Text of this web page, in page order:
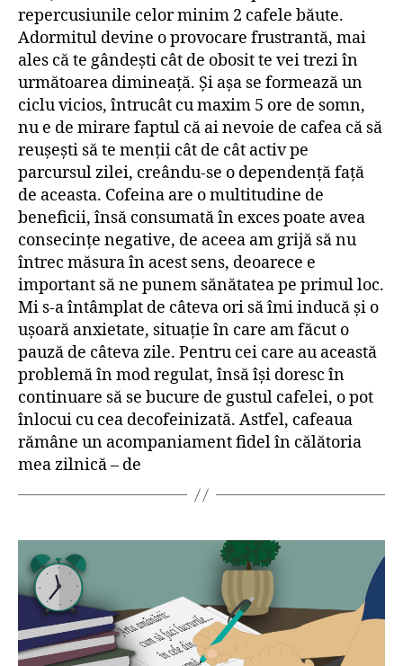
repercusiunile celor minim 2 cafele băute.
Adormitul devine o provocare frustrantă, mai
ales că te gândești cât de obosit te vei trezi în
următoarea dimineață. Și așa se formează un
ciclu vicios, întrucât cu maxim 5 ore de somn,
nu e de mirare faptul că ai nevoie de cafea că să
reușești să te menții cât de cât activ pe
parcursul zilei, creându-se o dependență față
de aceasta. Cofeina are o multitudine de
beneficii, însă consumată în exces poate avea
consecințe negative, de aceea am grijă să nu
întrec măsura în acest sens, deoarece e
important să ne punem sănătatea pe primul loc.
Mi s-a întâmplat de câteva ori să îmi inducă și o
ușoară anxietate, situație în care am făcut o
pauză de câteva zile. Pentru cei care au această
problemă în mod regulat, însă își doresc în
continuare să se bucure de gustul cafelei, o pot
înlocui cu cea decofeinizată. Astfel, cafeaua
rămâne un acompaniament fidel în călătoria
mea zilnică – de